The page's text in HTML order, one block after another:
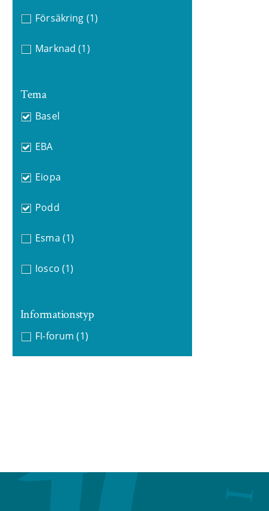
Försäkring (1)
Marknad (1)
Tema
Basel
EBA
Eiopa
Podd
Esma (1)
Iosco (1)
Informationstyp
FI-forum (1)